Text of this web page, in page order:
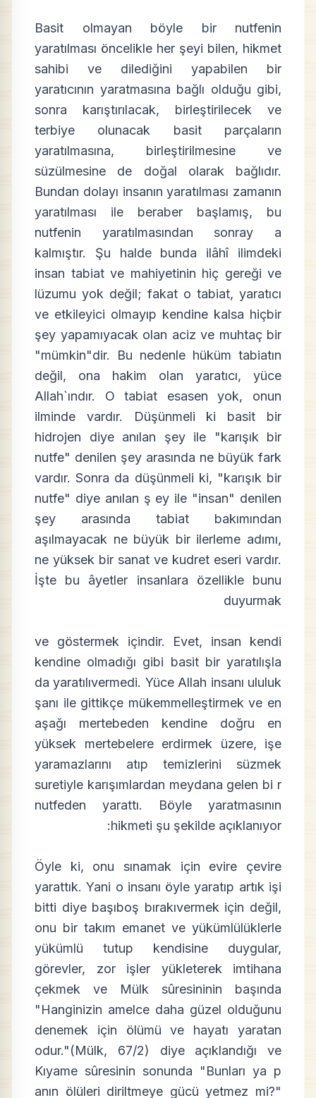
Basit olmayan böyle bir nutfenin
yaratılması öncelikle her şeyi bilen, hikmet
sahibi ve dilediğini yapabilen bir
yaratıcının yaratmasına bağlı olduğu gibi,
sonra karıştırılacak, birleştirilecek ve
terbiye olunacak basit parçaların
yaratılmasına, birleştirilmesine ve
süzülmesine de doğal olarak bağlıdır.
Bundan dolayı insanın yaratılması zamanın
yaratılması ile beraber başlamış, bu
nutfenin yaratılmasından sonray a
kalmıştır. Şu halde bunda ilâhî ilimdeki
insan tabiat ve mahiyetinin hiç gereği ve
lüzumu yok değil; fakat o tabiat, yaratıcı
ve etkileyici olmayıp kendine kalsa hiçbir
şey yapamıyacak olan aciz ve muhtaç bir
"mümkin"dir. Bu nedenle hüküm tabiatın
değil, ona hakim olan yaratıcı, yüce
Allah`ındır. O tabiat esasen yok, onun
ilminde vardır. Düşünmeli ki basit bir
hidrojen diye anılan şey ile "karışık bir
nutfe" denilen şey arasında ne büyük fark
vardır. Sonra da düşünmeli ki, "karışık bir
nutfe" diye anılan ş ey ile "insan" denilen
şey arasında tabiat bakımından
aşılmayacak ne büyük bir ilerleme adımı,
ne yüksek bir sanat ve kudret eseri vardır.
İşte bu âyetler insanlara özellikle bunu
duyurmak
ve göstermek içindir. Evet, insan kendi
kendine olmadığı gibi basit bir yaratılışla
da yaratılıvermedi. Yüce Allah insanı ululuk
şanı ile gittikçe mükemmelleştirmek ve en
aşağı mertebeden kendine doğru en
yüksek mertebelere erdirmek üzere, işe
yaramazlarını atıp temizlerini süzmek
suretiyle karışımlardan meydana gelen bi r
nutfeden yarattı. Böyle yaratmasının
hikmeti şu şekilde açıklanıyor:
Öyle ki, onu sınamak için evire çevire
yarattık. Yani o insanı öyle yaratıp artık işi
bitti diye başıboş bırakıvermek için değil,
onu bir takım emanet ve yükümlülüklerle
yükümlü tutup kendisine duygular,
görevler, zor işler yükleterek imtihana
çekmek ve Mülk sûresininin başında
"Hanginizin amelce daha güzel olduğunu
denemek için ölümü ve hayatı yaratan
odur."(Mülk, 67/2) diye açıklandığı ve
Kıyame sûresinin sonunda "Bunları ya p
anın ölüleri diriltmeye gücü yetmez mi?"